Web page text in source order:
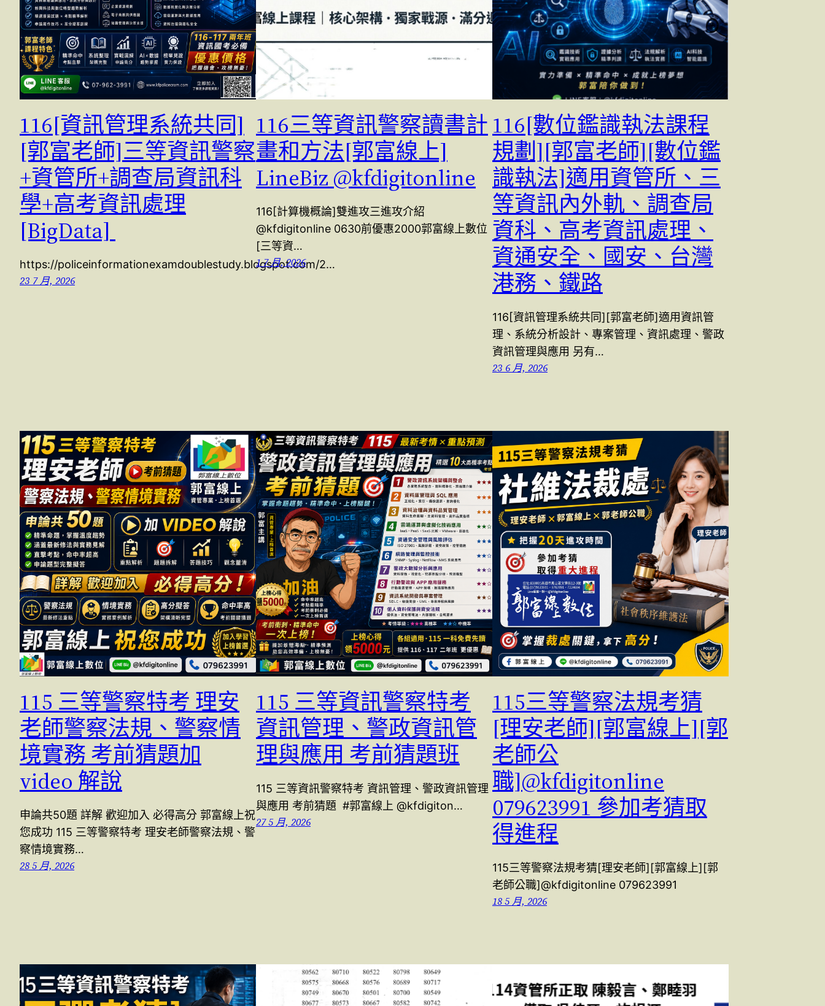
116[資訊管理系統共同]
[郭富老師]三等資訊警察
+資管所+調查局資訊科
學+高考資訊處理
[BigData]
https://policeinformationexamdoublestudy.blogspot.com/2…
23 7 月, 2026
116三等資訊警察讀書計
畫和方法[郭富線上]
LineBiz @kfdigitonline
116[計算機概論]雙進攻三進攻介紹
@kfdigitonline 0630前優惠2000郭富線上數位
[三等資…
1 7 月, 2026
116[數位鑑識執法課程
規劃][郭富老師][數位鑑
識執法]適用資管所、三
等資訊內外軌、調查局
資科、高考資訊處理、
資通安全、國安、台灣
港務、鐵路
116[資訊管理系統共同][郭富老師]適用資訊管
理、系統分析設計、專案管理、資訊處理、警政
資訊管理與應用 另有…
23 6 月, 2026
115 三等警察特考 理安
老師警察法規、警察情
境實務 考前猜題加
video 解說
申論共50題 詳解 歡迎加入 必得高分 郭富線上祝
您成功 115 三等警察特考 理安老師警察法規、警
察情境實務…
28 5 月, 2026
115 三等資訊警察特考
資訊管理、警政資訊管
理與應用 考前猜題班
115 三等資訊警察特考 資訊管理、警政資訊管理
與應用 考前猜題 #郭富線上 @kfdigiton…
27 5 月, 2026
115三等警察法規考猜
[理安老師][郭富線上][郭
老師公
職]@kfdigitonline
079623991 參加考猜取
得進程
115三等警察法規考猜[理安老師][郭富線上][郭
老師公職]@kfdigitonline 079623991
18 5 月, 2026